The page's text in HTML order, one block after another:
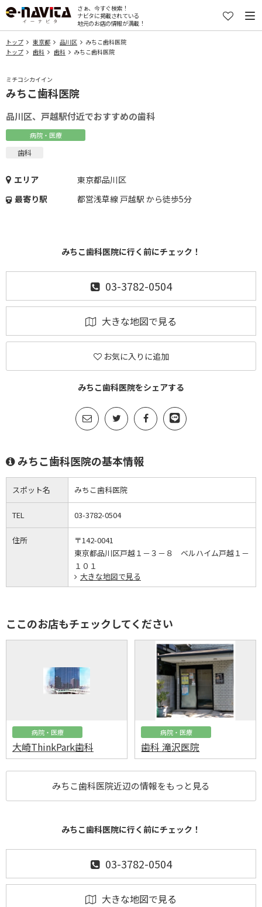
さぁ、今すぐ検索！
ナビタに掲載されている
地元のお店の情報が満載！
トップ 東京都 品川区
みちこ歯科医院
トップ
歯科 歯科 みちこ歯科医院
ミチコシカイイン
みちこ歯科医院
品川区、戸越駅付近でおすすめの歯科
病院・医療
歯科
エリア
東京都品川区
最寄り駅
都営浅草線 戸越駅 から徒歩5分
みちこ歯科医院に行く前にチェック！
03-3782-0504
大きな地図で見る
お気に入りに追加
みちこ歯科医院をシェアする
みちこ歯科医院の基本情報
スポット名 みちこ歯科医院
TEL 03-3782-0504
住所
〒142-0041
東京都品川区戸越１－３－８ ベルハイム戸越１－
１０１
大きな地図で見る
ここのお店もチェックしてください
病院・医療
大崎ThinkPark歯科
病院・医療
歯科 滝沢医院
みちこ歯科医院近辺の情報をもっと見る
みちこ歯科医院に行く前にチェック！
03-3782-0504
大きな地図で見る